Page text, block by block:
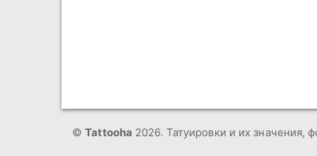
©Tattooha 2026. Татуировки и их значения,